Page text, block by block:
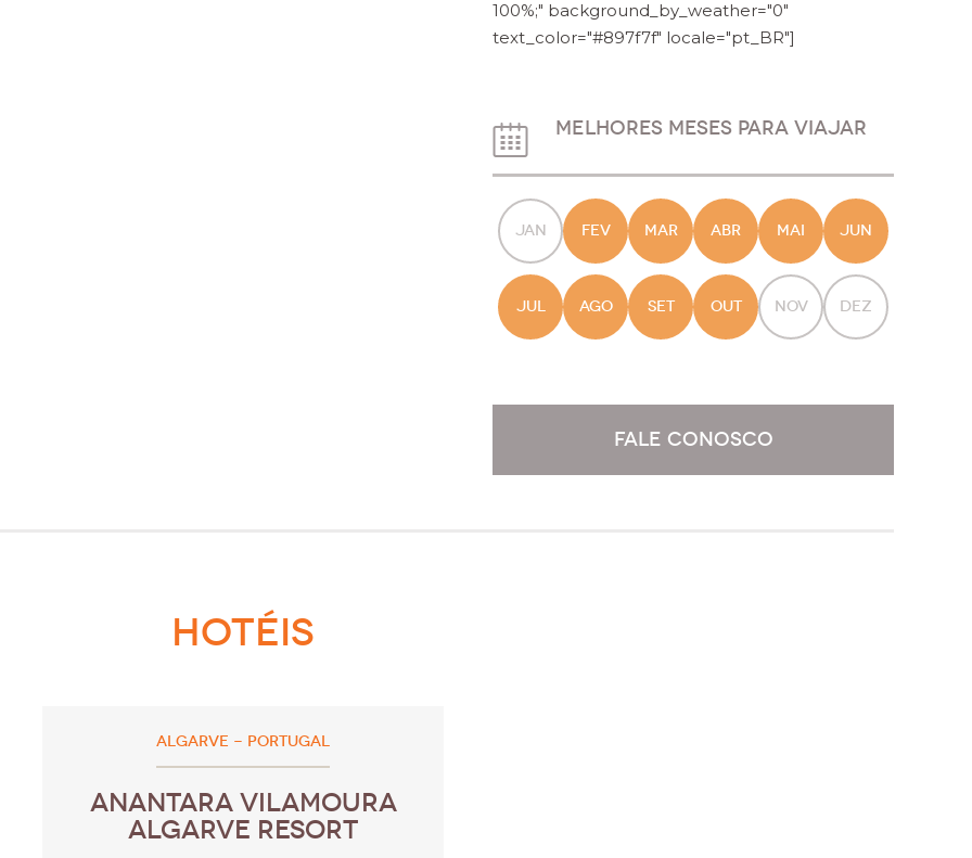
100%;" background_by_weather="0"
text_color="#897f7f" locale="pt_BR"]
MELHORES MESES PARA VIAJAR
JAN FEV MAR ABR MAI JUN
JUL AGO SET OUT NOV DEZ
FALE CONOSCO
HOTÉIS
ALGARVE - PORTUGAL
ANANTARA VILAMOURA
ALGARVE RESORT